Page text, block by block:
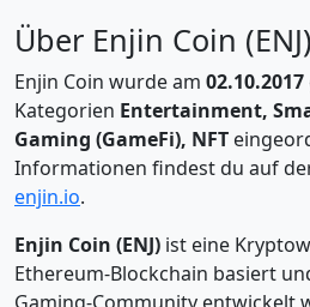
Über Enjin Coin (ENJ)
Enjin Coin wurde am 02.10.2017
Kategorien Entertainment,
Gaming (GameFi), NFT
Informationen findest du auf
enjin.io.
Enjin Coin (ENJ) ist eine
Ethereum-Blockchain basiert